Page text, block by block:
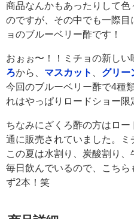
商品なんかもあったりして
のですが、その中でも一際
ョのブルーベリー酢です！
おぉぉ〜！！ミチョの新し
ろから、 マスカット グリー
今回のブルーベリー酢で4種
れはやっぱりロードショー限
ちなみにざくろ酢の方はロ
通に販売されていました。ミ
この夏は水割り、炭酸割り
毎日飲んでいるので、こちら
ず2本！笑